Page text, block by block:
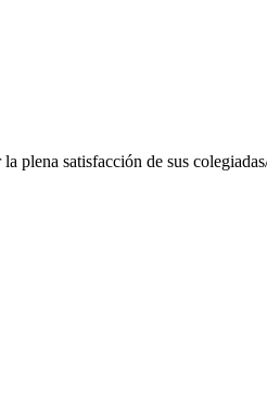
satisfacción de sus